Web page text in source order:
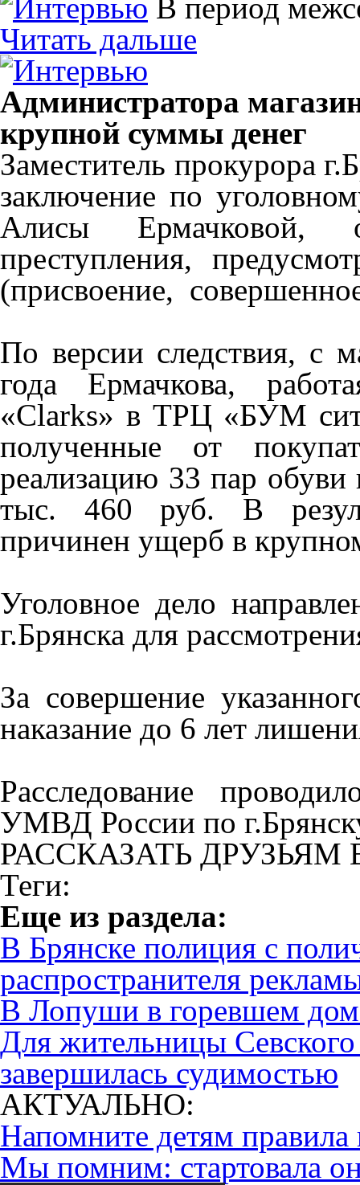
В период
Читать дальше
Администратора
крупной суммы денег
Заместитель прокурора
заключение по
Алисы Ермачковой,
преступления,
(присвоение,
По версии следствия, с
года Ермачкова,
«Clarks» в ТРЦ «БУМ
полученные от
реализацию 33 пар
тыс. 460 руб. В
причинен ущерб в
Уголовное дело
г.Брянска для
За совершение
наказание до 6 лет
Расследование
УМВД России по
РАССКАЗАТЬ ДРУЗЬЯМ
Теги:
Eще из раздела:
В Брянске полиция с
распространителя
В Лопуши в горевшем
Для жительницы
завершилась судимостью
АКТУАЛЬНО:
Напомните детям правила
Мы помним: стартовала